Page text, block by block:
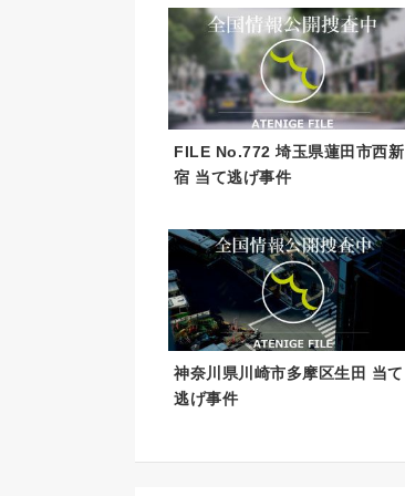
FILE No.772 埼玉県蓮田市西新
宿 当て逃げ事件
神奈川県川崎市多摩区生田 当て
逃げ事件